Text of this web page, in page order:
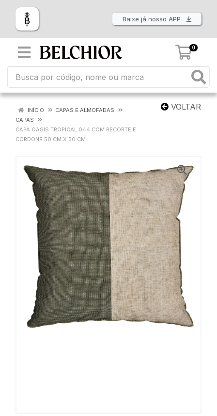
Baixe já nosso APP
0
VOLTAR
INÍCIO
CAPAS E ALMOFADAS
CAPAS
CAPA OASIS TROPICAL 044 COM RECORTE E
CORDONE 50 CM X 50 CM